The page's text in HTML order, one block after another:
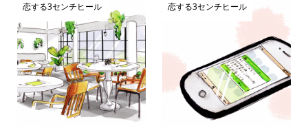
恋する3センチヒール 恋する3センチヒール